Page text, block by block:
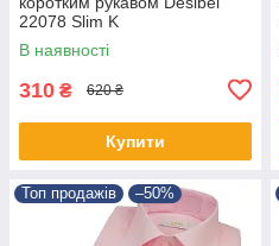
22078 Slim K
В наявності
310 ₴ 620 ₴
Купити
Топ продажів –50%